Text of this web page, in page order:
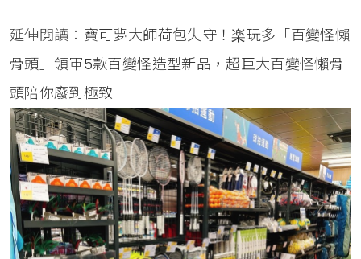
延伸閱讀： 寶可夢大師荷包失守！楽玩多「百變怪懶
骨頭」領軍5款百變怪造型新品，超巨大百變怪懶骨
頭陪你廢到極致